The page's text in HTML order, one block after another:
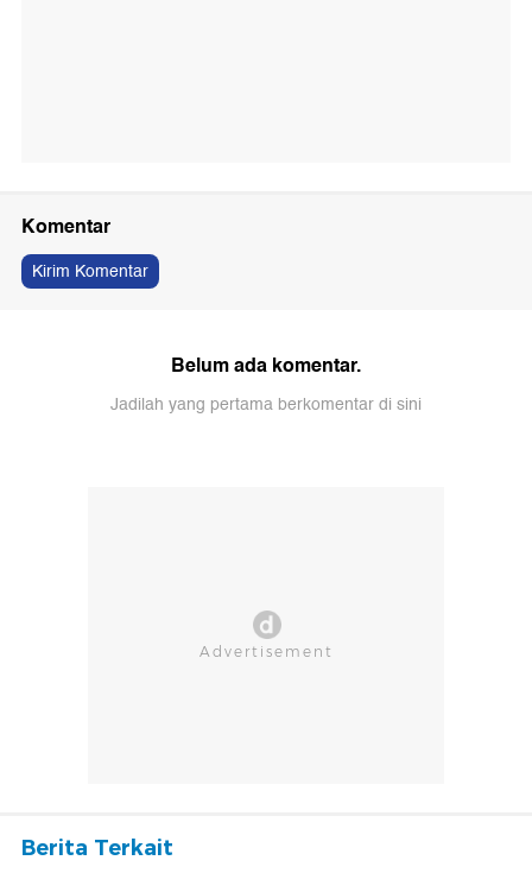
Komentar
Kirim Komentar
Belum ada komentar.
Jadilah yang pertama berkomentar di sini
Berita Terkait